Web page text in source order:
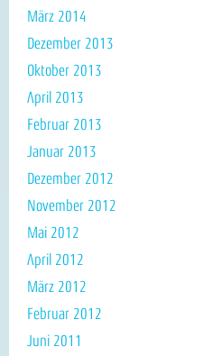
März 2014
Dezember 2013
Oktober 2013
April 2013
Februar 2013
Januar 2013
Dezember 2012
November 2012
Mai 2012
April 2012
März 2012
Februar 2012
Juni 2011